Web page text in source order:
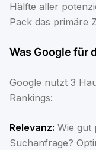
Hälfte aller
Pack das primäre
Was Google für
Google nutzt 3
Rankings:
Relevanz: Wie gut
Suchanfrage?